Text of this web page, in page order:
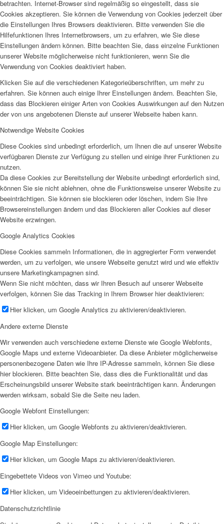
betrachten. Internet-Browser sind regelmäßig so eingestellt, dass sie
Cookies akzeptieren. Sie können die Verwendung von Cookies jederzeit über
die Einstellungen Ihres Browsers deaktivieren. Bitte verwenden Sie die
Hilfefunktionen Ihres Internetbrowsers, um zu erfahren, wie Sie diese
Einstellungen ändern können. Bitte beachten Sie, dass einzelne Funktionen
unserer Website möglicherweise nicht funktionieren, wenn Sie die
Verwendung von Cookies deaktiviert haben.
Klicken Sie auf die verschiedenen Kategorieüberschriften, um mehr zu
erfahren. Sie können auch einige Ihrer Einstellungen ändern. Beachten Sie,
dass das Blockieren einiger Arten von Cookies Auswirkungen auf den Nutzen
der von uns angebotenen Dienste auf unserer Webseite haben kann.
Notwendige Website Cookies
Diese Cookies sind unbedingt erforderlich, um Ihnen die auf unserer Website
verfügbaren Dienste zur Verfügung zu stellen und einige ihrer Funktionen zu
nutzen.
Da diese Cookies zur Bereitstellung der Website unbedingt erforderlich sind,
können Sie sie nicht ablehnen, ohne die Funktionsweise unserer Website zu
beeinträchtigen. Sie können sie blockieren oder löschen, indem Sie Ihre
Browsereinstellungen ändern und das Blockieren aller Cookies auf dieser
Website erzwingen.
Google Analytics Cookies
Diese Cookies sammeln Informationen, die in aggregierter Form verwendet
werden, um zu verfolgen, wie unsere Webseite genutzt wird und wie effektiv
unsere Marketingkampagnen sind.
Wenn Sie nicht möchten, dass wir Ihren Besuch auf unserer Webseite
verfolgen, können Sie das Tracking in Ihrem Browser hier deaktivieren:
Hier klicken, um Google Analytics zu aktivieren/deaktivieren.
Andere externe Dienste
Wir verwenden auch verschiedene externe Dienste wie Google Webfonts,
Google Maps und externe Videoanbieter. Da diese Anbieter möglicherweise
personenbezogene Daten wie Ihre IP-Adresse sammeln, können Sie diese
hier blockieren. Bitte beachten Sie, dass dies die Funktionalität und das
Erscheinungsbild unserer Website stark beeinträchtigen kann. Änderungen
werden wirksam, sobald Sie die Seite neu laden.
Google Webfont Einstellungen:
Hier klicken, um Google Webfonts zu aktivieren/deaktivieren.
Google Map Einstellungen:
Hier klicken, um Google Maps zu aktivieren/deaktivieren.
Eingebettete Videos von Vimeo und Youtube:
Hier klicken, um Videoeinbettungen zu aktivieren/deaktivieren.
Datenschutzrichtlinie